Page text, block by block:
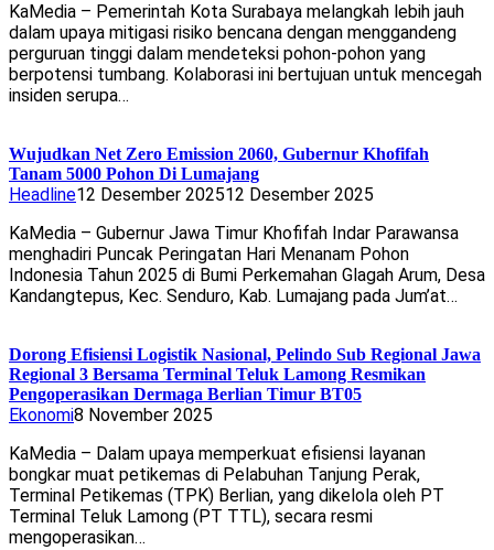
KaMedia – Pemerintah Kota Surabaya melangkah lebih jauh
dalam upaya mitigasi risiko bencana dengan menggandeng
perguruan tinggi dalam mendeteksi pohon-pohon yang
berpotensi tumbang. Kolaborasi ini bertujuan untuk mencegah
insiden serupa…
Wujudkan Net Zero Emission 2060, Gubernur Khofifah
Tanam 5000 Pohon Di Lumajang
Headline12 Desember 202512 Desember 2025
KaMedia – Gubernur Jawa Timur Khofifah Indar Parawansa
menghadiri Puncak Peringatan Hari Menanam Pohon
Indonesia Tahun 2025 di Bumi Perkemahan Glagah Arum, Desa
Kandangtepus, Kec. Senduro, Kab. Lumajang pada Jum’at…
Dorong Efisiensi Logistik Nasional, Pelindo Sub Regional Jawa
Regional 3 Bersama Terminal Teluk Lamong Resmikan
Pengoperasikan Dermaga Berlian Timur BT05
Ekonomi8 November 2025
KaMedia – Dalam upaya memperkuat efisiensi layanan
bongkar muat petikemas di Pelabuhan Tanjung Perak,
Terminal Petikemas (TPK) Berlian, yang dikelola oleh PT
Terminal Teluk Lamong (PT TTL), secara resmi
mengoperasikan…